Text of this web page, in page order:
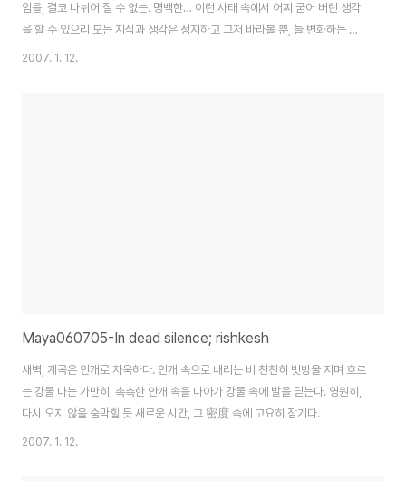
임을, 결코 나뉘어 질 수 없는. 명백한… 이런 사태 속에서 어찌 굳어 버린 생각
을 할 수 있으리 모든 지식과 생각은 정지하고 그저 바라볼 뿐, 늘 변화하는 항
상성을 지닌 그저 존재함에 대하여. 이것만이 진실이며, 내가 알 수 있는 것일
2007. 1. 12.
Maya060705-In dead silence; rishkesh
새벽, 계곡은 안개로 자욱하다. 안개 속으로 내리는 비 천천히 빗방울 지며 흐르
는 강물 나는 가만히, 촉촉한 안개 속을 나아가 강물 속에 발을 딛는다. 영원히,
다시 오지 않을 숨막힐 듯 새로운 시간, 그 密度 속에 고요히 잠기다.
2007. 1. 12.